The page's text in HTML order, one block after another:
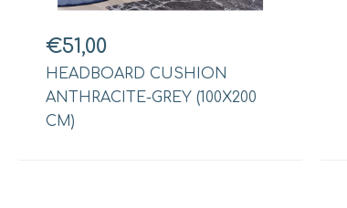
€51,00
HEADBOARD CUSHION
ANTHRACITE-GREY (100X200
CM)